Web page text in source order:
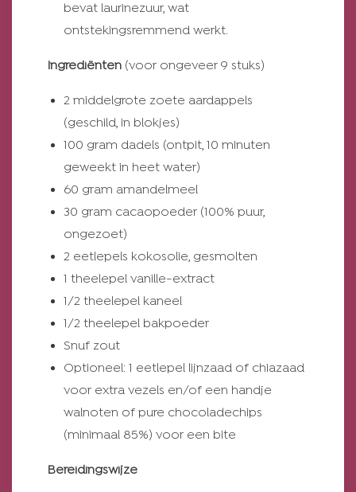
bevat laurinezuur, wat
ontstekingsremmend werkt.
Ingrediënten (voor ongeveer 9 stuks)
2 middelgrote zoete aardappels
(geschild, in blokjes)
100 gram dadels (ontpit, 10 minuten
geweekt in heet water)
60 gram amandelmeel
30 gram cacaopoeder (100% puur,
ongezoet)
2 eetlepels kokosolie, gesmolten
1 theelepel vanille-extract
1/2 theelepel kaneel
1/2 theelepel bakpoeder
Snuf zout
Optioneel: 1 eetlepel lijnzaad of chiazaad
voor extra vezels en/of een handje
walnoten of pure chocoladechips
(minimaal 85%) voor een bite
Bereidingswijze